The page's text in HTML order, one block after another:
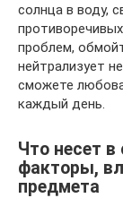
солнца в воду,
проблем,
нейтрализует
сможете
каждый день.
Что несет
факторы,
предмета